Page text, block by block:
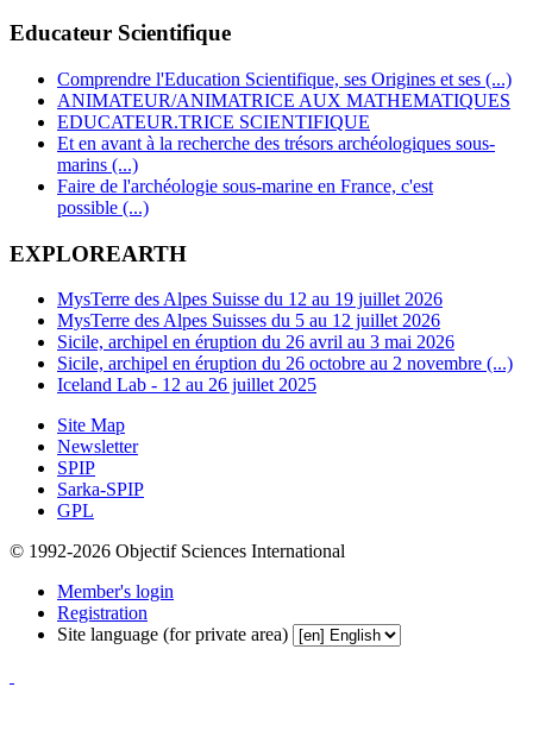
Educateur Scientifique
Comprendre l'Education Scientifique, ses Origines et ses (...)
ANIMATEUR/ANIMATRICE AUX MATHEMATIQUES
EDUCATEUR.TRICE SCIENTIFIQUE
Et en avant à la recherche des trésors archéologiques sous-
marins (...)
Faire de l'archéologie sous-marine en France, c'est
possible (...)
EXPLOREARTH
MysTerre des Alpes Suisse du 12 au 19 juillet 2026
MysTerre des Alpes Suisses du 5 au 12 juillet 2026
Sicile, archipel en éruption du 26 avril au 3 mai 2026
Sicile, archipel en éruption du 26 octobre au 2 novembre (...)
Iceland Lab - 12 au 26 juillet 2025
Site Map
Newsletter
SPIP
Sarka-SPIP
GPL
© 1992-2026 Objectif Sciences International
Member's login
Registration
Site language (for private area)